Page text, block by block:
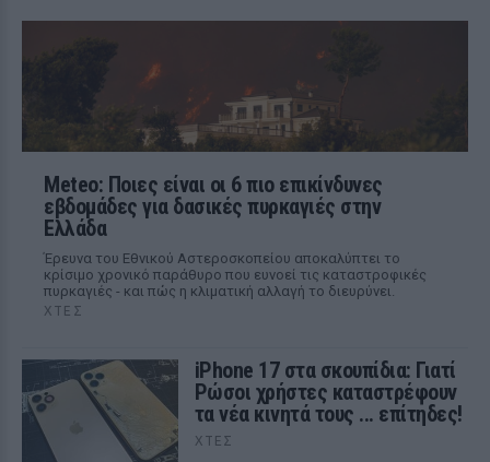
Meteo: Ποιες είναι οι 6 πιο επικίνδυνες
εβδομάδες για δασικές πυρκαγιές στην
Ελλάδα
Έρευνα του Εθνικού Αστεροσκοπείου αποκαλύπτει το
κρίσιμο χρονικό παράθυρο που ευνοεί τις καταστροφικές
πυρκαγιές - και πώς η κλιματική αλλαγή το διευρύνει.
ΧΤΕΣ
iPhone 17 στα σκουπίδια: Γιατί
Ρώσοι χρήστες καταστρέφουν
τα νέα κινητά τους ... επίτηδες!
ΧΤΕΣ